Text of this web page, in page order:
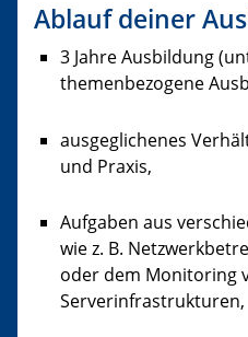
Ablauf deiner
3 Jahre Ausbildung
themenbezogene
ausgeglichenes
und Praxis,
Aufgaben aus
wie z. B.
oder dem Monitoring
Serverinfrastrukturen,